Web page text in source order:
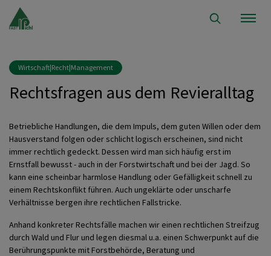
Wirtschaft|Recht|Management
Rechtsfragen aus dem Revieralltag
Betriebliche Handlungen, die dem Impuls, dem guten Willen oder dem
Hausverstand folgen oder schlicht logisch erscheinen, sind nicht
immer rechtlich gedeckt. Dessen wird man sich häufig erst im
Ernstfall bewusst - auch in der Forstwirtschaft und bei der Jagd. So
kann eine scheinbar harmlose Handlung oder Gefälligkeit schnell zu
einem Rechtskonflikt führen. Auch ungeklärte oder unscharfe
Verhältnisse bergen ihre rechtlichen Fallstricke.
Anhand konkreter Rechtsfälle machen wir einen rechtlichen Streifzug
durch Wald und Flur und legen diesmal u.a. einen Schwerpunkt auf die
Berührungspunkte mit Forstbehörde, Beratung und